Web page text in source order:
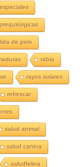
de pelo
rabia
rayos solares
refrescar
salud animal
salud canina
saludfelina